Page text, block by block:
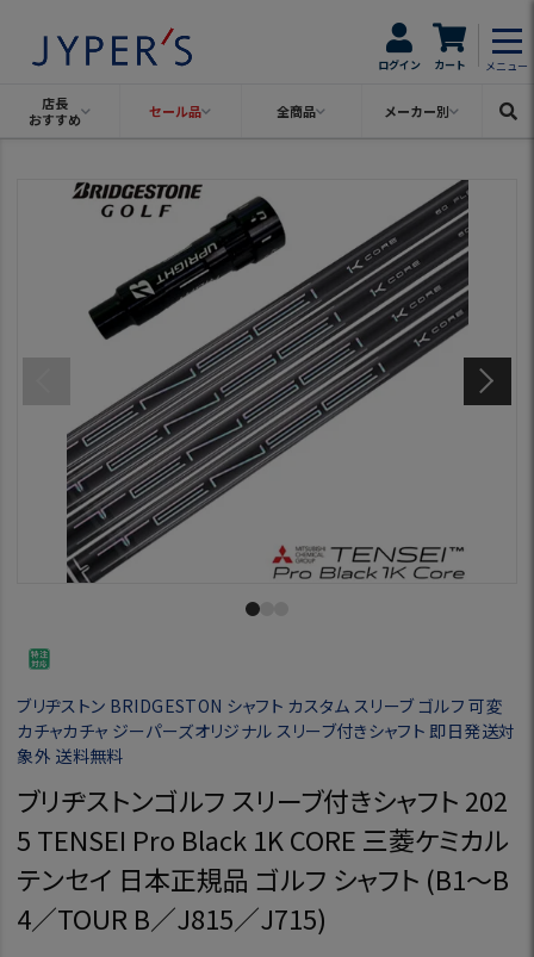
ログイン カート メニュー
店長
おすすめ
セール品 全商品 メーカー別
ブリヂストン BRIDGESTON シャフト カスタム スリーブ ゴルフ 可変
カチャカチャ ジーパーズオリジナル スリーブ付きシャフト 即日発送対
象外 送料無料
ブリヂストンゴルフ スリーブ付きシャフト 202
5 TENSEI Pro Black 1K CORE 三菱ケミカル
テンセイ 日本正規品 ゴルフ シャフト (B1～B
4／TOUR B／J815／J715)